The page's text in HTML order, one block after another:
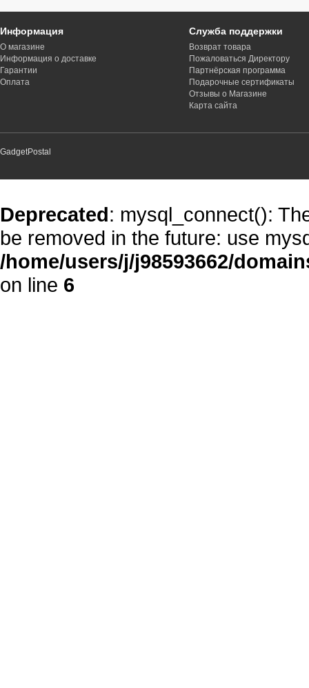
Информация
О магазине
Информация о доставке
Гарантии
Оплата
Служба поддержки
Возврат товара
Пожаловаться Директору
Партнёрская программа
Подарочные сертификаты
Отзывы о Магазине
Карта сайта
GadgetPostal
Deprecated: mysql_connect():
be removed in the future: use
/home/users/j/j98593662/
on line 6